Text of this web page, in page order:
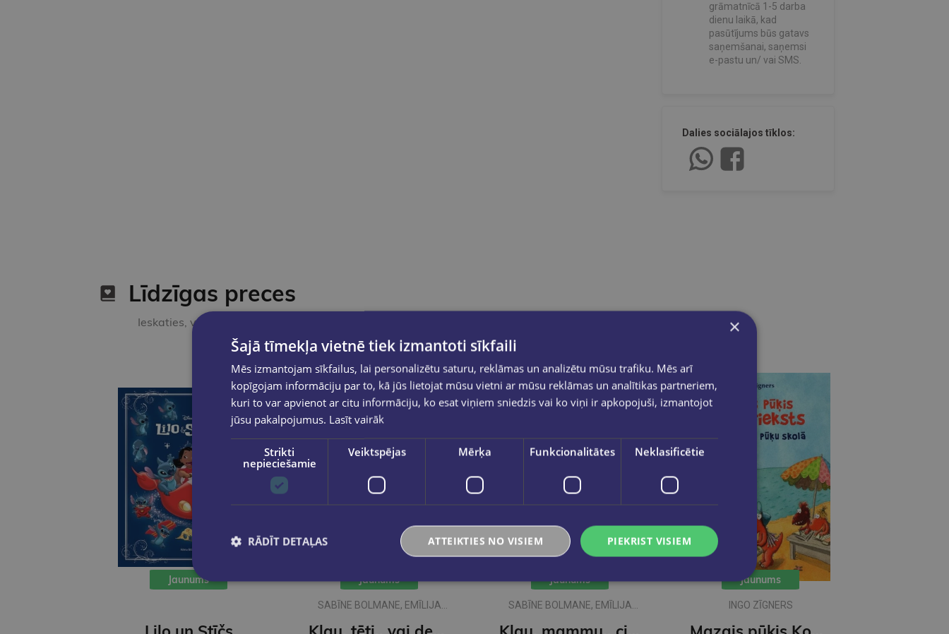
grāmatnīcā 1-5 darba
dienu laikā, kad
pasūtījums būs gatavs
saņemšanai, saņemsi
e-pastu un/ vai SMS.
Dalies sociālajos tīklos:
Līdzīgas preces
Ieskaties, varbūt noder
Jaunums Jaunums
SABĪNE BOLMANE, EMĪLIJA
Jaunums
SABĪNE BOLMANE, EMĪLIJA
Jaunums
INGO ZĪGNERS
×
Šajā tīmekļa vietnē tiek izmantoti sīkfaili
Mēs izmantojam sīkfailus, lai personalizētu saturu, reklāmas un analizētu mūsu trafiku. Mēs arī
kopīgojam informāciju par to, kā jūs lietojat mūsu vietni ar mūsu reklāmas un analītikas partneriem,
kuri to var apvienot ar citu informāciju, ko esat viņiem sniedzis vai ko viņi ir apkopojuši, izmantojot
jūsu pakalpojumus. Lasīt vairāk
Strikti
nepieciešamie
Veiktspējas Mērķa Funkcionalitātes Neklasificētie
PIEKRIST VISIEM
ATTEIKTIES NO VISIEM
RĀDĪT DETAĻAS